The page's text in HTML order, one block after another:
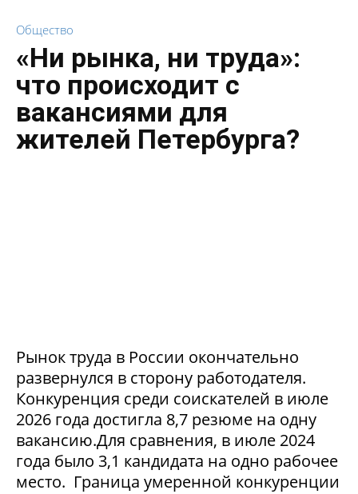
Общество
«Ни рынка, ни труда»:
что происходит с
вакансиями для
жителей Петербурга?
Рынок труда в России окончательно
развернулся в сторону работодателя.
Конкуренция среди соискателей в июле
2026 года достигла 8,7 резюме на одну
вакансию.Для сравнения, в июле 2024
года было 3,1 кандидата на одно рабочее
место. Граница умеренной конкуренции